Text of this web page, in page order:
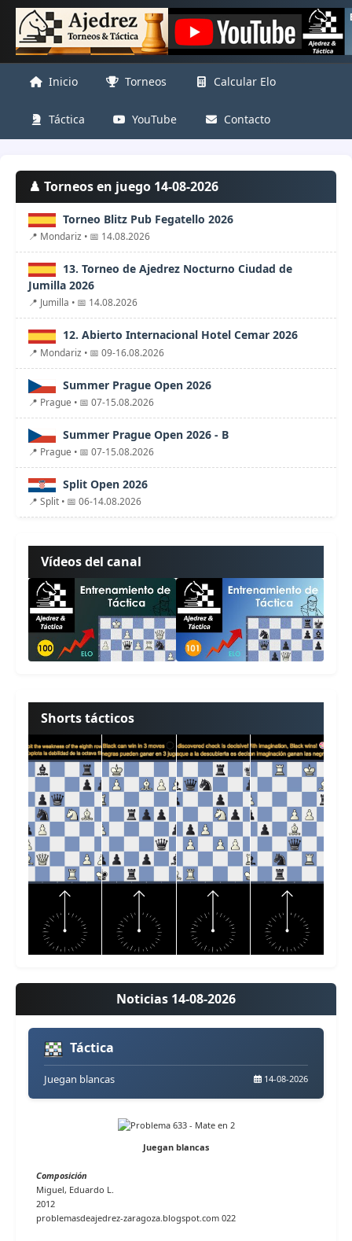
Inicio Torneos Calcular Elo
Táctica YouTube Contacto
♟️ Torneos en juego 14-08-2026
Torneo Blitz Pub Fegatello 2026
📍 Mondariz • 📅 14.08.2026
13. Torneo de Ajedrez Nocturno Ciudad de
Jumilla 2026
📍 Jumilla • 📅 14.08.2026
12. Abierto Internacional Hotel Cemar 2026
📍 Mondariz • 📅 09-16.08.2026
Summer Prague Open 2026
📍 Prague • 📅 07-15.08.2026
Summer Prague Open 2026 - B
📍 Prague • 📅 07-15.08.2026
Split Open 2026
📍 Split • 📅 06-14.08.2026
Vídeos del canal
Shorts tácticos
Noticias 14-08-2026
Táctica
Juegan blancas 14-08-2026
Juegan blancas
Composición
Miguel, Eduardo L.
2012
problemasdeajedrez-zaragoza.blogspot.com 022